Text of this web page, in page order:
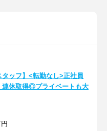
タッフ】<転勤なし>正社員
連休取得◎プライベートも大